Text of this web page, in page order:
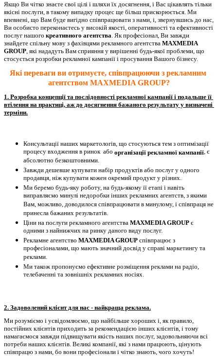
Якщо Ви чітко знаєте свої цілі і шляхи їх досягнення, і Вас цікавлять тільки
якісні послуги, в такому випадку процес ще більш прискорюється. Ми
впевнені, що Вам буде вигідно співпрацювати з нами, і, звернувшись до нас,
Ви особисто переконаєтесь у високій якості, оперативності та ефективності
послуг нашого креативного агентства. Як професіонал, Ви завжди
знайдете спільну мову з фахівцями рекламного агентства MAXMEDIA
GROUP, які нададуть Вам сприяння у вирішенні будь-якої проблеми, що
стосується розробки рекламної кампанії і просування Вашого бізнесу.
Які переваги ви отримуєте, співпрацюючи з рекламним
агентством MAXMEDIA GROUP?
1. Розробка концепції та послідовності рекламної кампанії і подальше її
втілення на практиці, аж до досягнення бажаного результату у визначені
терміни.
Консультації наших маркетологів, що стосуються тем з оптимізації
процесу входження в ринок  або організації рекламної кампанії, є
абсолютно безкоштовними.
Завжди дешевше купувати набір продуктів або послуг у одного
продавця, ніж купувати кожен окремий продукт у різних.
Ми беремо будь-яку роботу, на будь-якому її етапі і навіть
виправляємо минулі недоробки інших рекламних агентств, з якими
Вам, можливо, доводилося співпрацювати в минулому, і співпраця не
принесла бажаних результатів.
Ціни на послуги рекламного агентства MAXMEDIA GROUP є
одними з найнижчих на ринку даного виду послуг.
Рекламне агентство MAXMEDIA GROUP співпрацює з
професіоналами, що мають значний досвід у справі маркетингу та
реклами.
Ми також пропонуємо ефективне розміщення реклами на радіо,
телебаченні та зовнішніх рекламних носіях.
2. Задоволений клієнт для нас - найкраща реклама.
Ми розуміємо і усвідомлюємо, що найбільше хороших і, як правило,
постійних клієнтів приходить за рекомендацією інших клієнтів, і тому
намагаємося завжди підвищувати якість наших послуг, задовольняючи всі
потреби наших клієнтів. Великі компанії, які з нами працюють, цінують
співпрацю з нами, бо вони професіонали і чітко знають, чого хочуть!